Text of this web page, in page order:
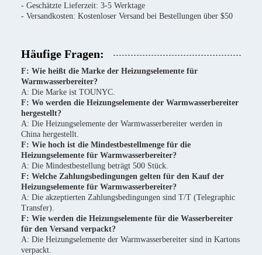
- Geschätzte Lieferzeit: 3-5 Werktage
- Versandkosten: Kostenloser Versand bei Bestellungen über $50
Häufige Fragen:
F: Wie heißt die Marke der Heizungselemente für
Warmwasserbereiter?
A: Die Marke ist TOUNYC.
F: Wo werden die Heizungselemente der Warmwasserbereiter
hergestellt?
A: Die Heizungselemente der Warmwasserbereiter werden in
China hergestellt.
F: Wie hoch ist die Mindestbestellmenge für die
Heizungselemente für Warmwasserbereiter?
A: Die Mindestbestellung beträgt 500 Stück.
F: Welche Zahlungsbedingungen gelten für den Kauf der
Heizungselemente für Warmwasserbereiter?
A: Die akzeptierten Zahlungsbedingungen sind T/T (Telegraphic
Transfer).
F: Wie werden die Heizungselemente für die Wasserbereiter
für den Versand verpackt?
A: Die Heizungselemente der Warmwasserbereiter sind in Kartons
verpackt.